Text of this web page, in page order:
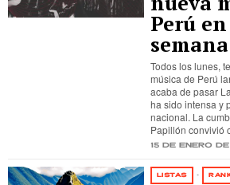
Perú
semana
Todos los lunes,
música de Perú
acaba de pasar
ha sido intensa y
nacional. La
Papillón convivió
15 de enero de
LISTAS ·